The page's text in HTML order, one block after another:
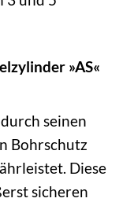
»AS«
seinen
Bohrschutz
Diese
sicheren